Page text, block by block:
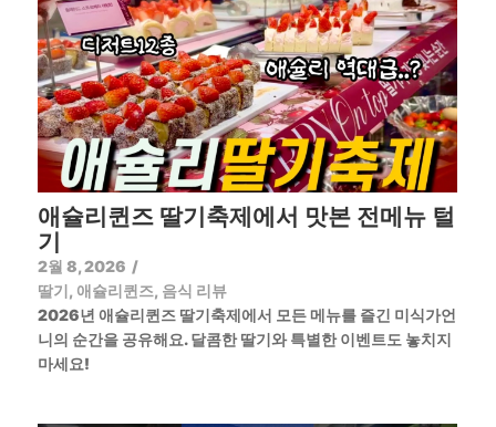
애슐리퀸즈 딸기축제에서 맛본 전메뉴 털
기
2월 8, 2026 /
딸기, 애슐리퀸즈, 음식 리뷰
2026년 애슐리퀸즈 딸기축제에서 모든 메뉴를 즐긴 미식가언
니의 순간을 공유해요. 달콤한 딸기와 특별한 이벤트도 놓치지
마세요!